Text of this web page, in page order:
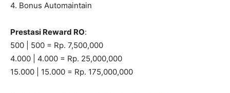
4. Bonus Automaintain
Prestasi Reward RO:
500 | 500 = Rp. 7,500,000
4.000 | 4.000 = Rp. 25,000,000
15.000 | 15.000 = Rp. 175,000,000